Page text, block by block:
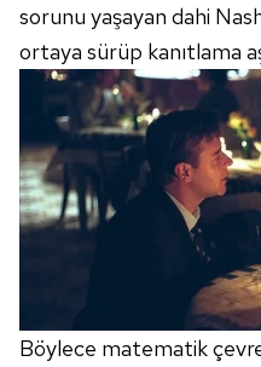
sorunu yaşayan dahi
ortaya sürüp kanıtlama
Böylece matematik